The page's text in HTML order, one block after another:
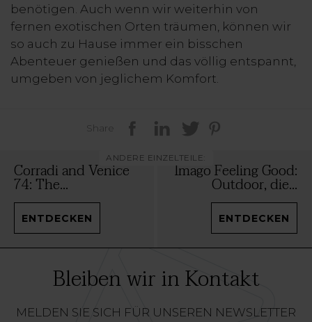
benötigen. Auch wenn wir weiterhin von
fernen exotischen Orten träumen, können wir
so auch zu Hause immer ein bisschen
Abenteuer genießen und das völlig entspannt,
umgeben von jeglichem Komfort.
Share
ANDERE EINZELTEILE:
Corradi and Venice
74: The...
ENTDECKEN
Imago Feeling Good:
Outdoor, die...
ENTDECKEN
Bleiben wir in Kontakt
MELDEN SIE SICH FÜR UNSEREN NEWSLETTER